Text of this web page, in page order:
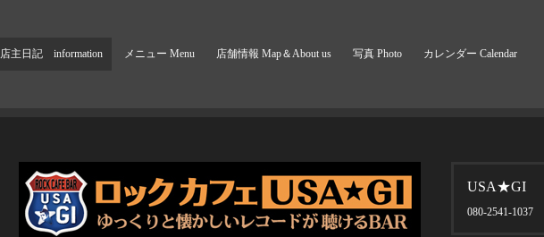
店主日記 information メニュー Menu 店舗情報 Map＆About us 写真 Photo カレンダー Calendar
USA★GI
080-2541-1037